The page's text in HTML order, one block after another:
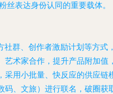
丝表达身份认同的重要载体。
群、创作者激励计划等方式
术家合作，提升产品附加值，
用小批量、快反应的供应链
、文旅）进行联名，破圈获